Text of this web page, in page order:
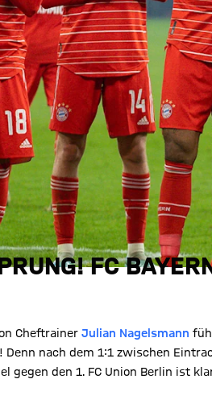
FC
Cheftrainer Julian Nagelsmann
nach dem 1:1 zwischen
gegen den 1. FC Union Berlin ist